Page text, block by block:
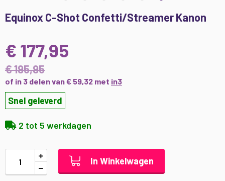
Equinox C-Shot Confetti/Streamer Kanon
€ 177,95
€ 195,95
of in 3 delen van € 59,32 met in3
Snel geleverd
2 tot 5 werkdagen
In Winkelwagen
naar
begin
van
de
afbeeldingen-
gallerij